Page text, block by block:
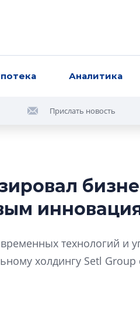
Аналитика
Прислать новость
технологий и
холдингу Setl